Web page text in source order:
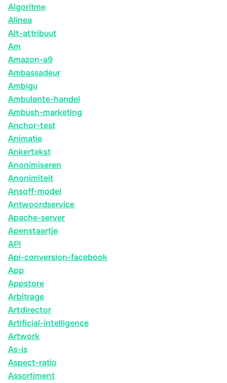
Algoritme
Alinea
Alt-attribuut
Am
Amazon-a9
Ambassadeur
Ambigu
Ambulante-handel
Ambush-marketing
Anchor-test
Animatie
Ankertekst
Anonimiseren
Anonimiteit
Ansoff-model
Antwoordservice
Apache-server
Apenstaartje
API
Api-conversion-facebook
App
Appstore
Arbitrage
Artdirector
Artificial-intelligence
Artwork
As-is
Aspect-ratio
Assortiment